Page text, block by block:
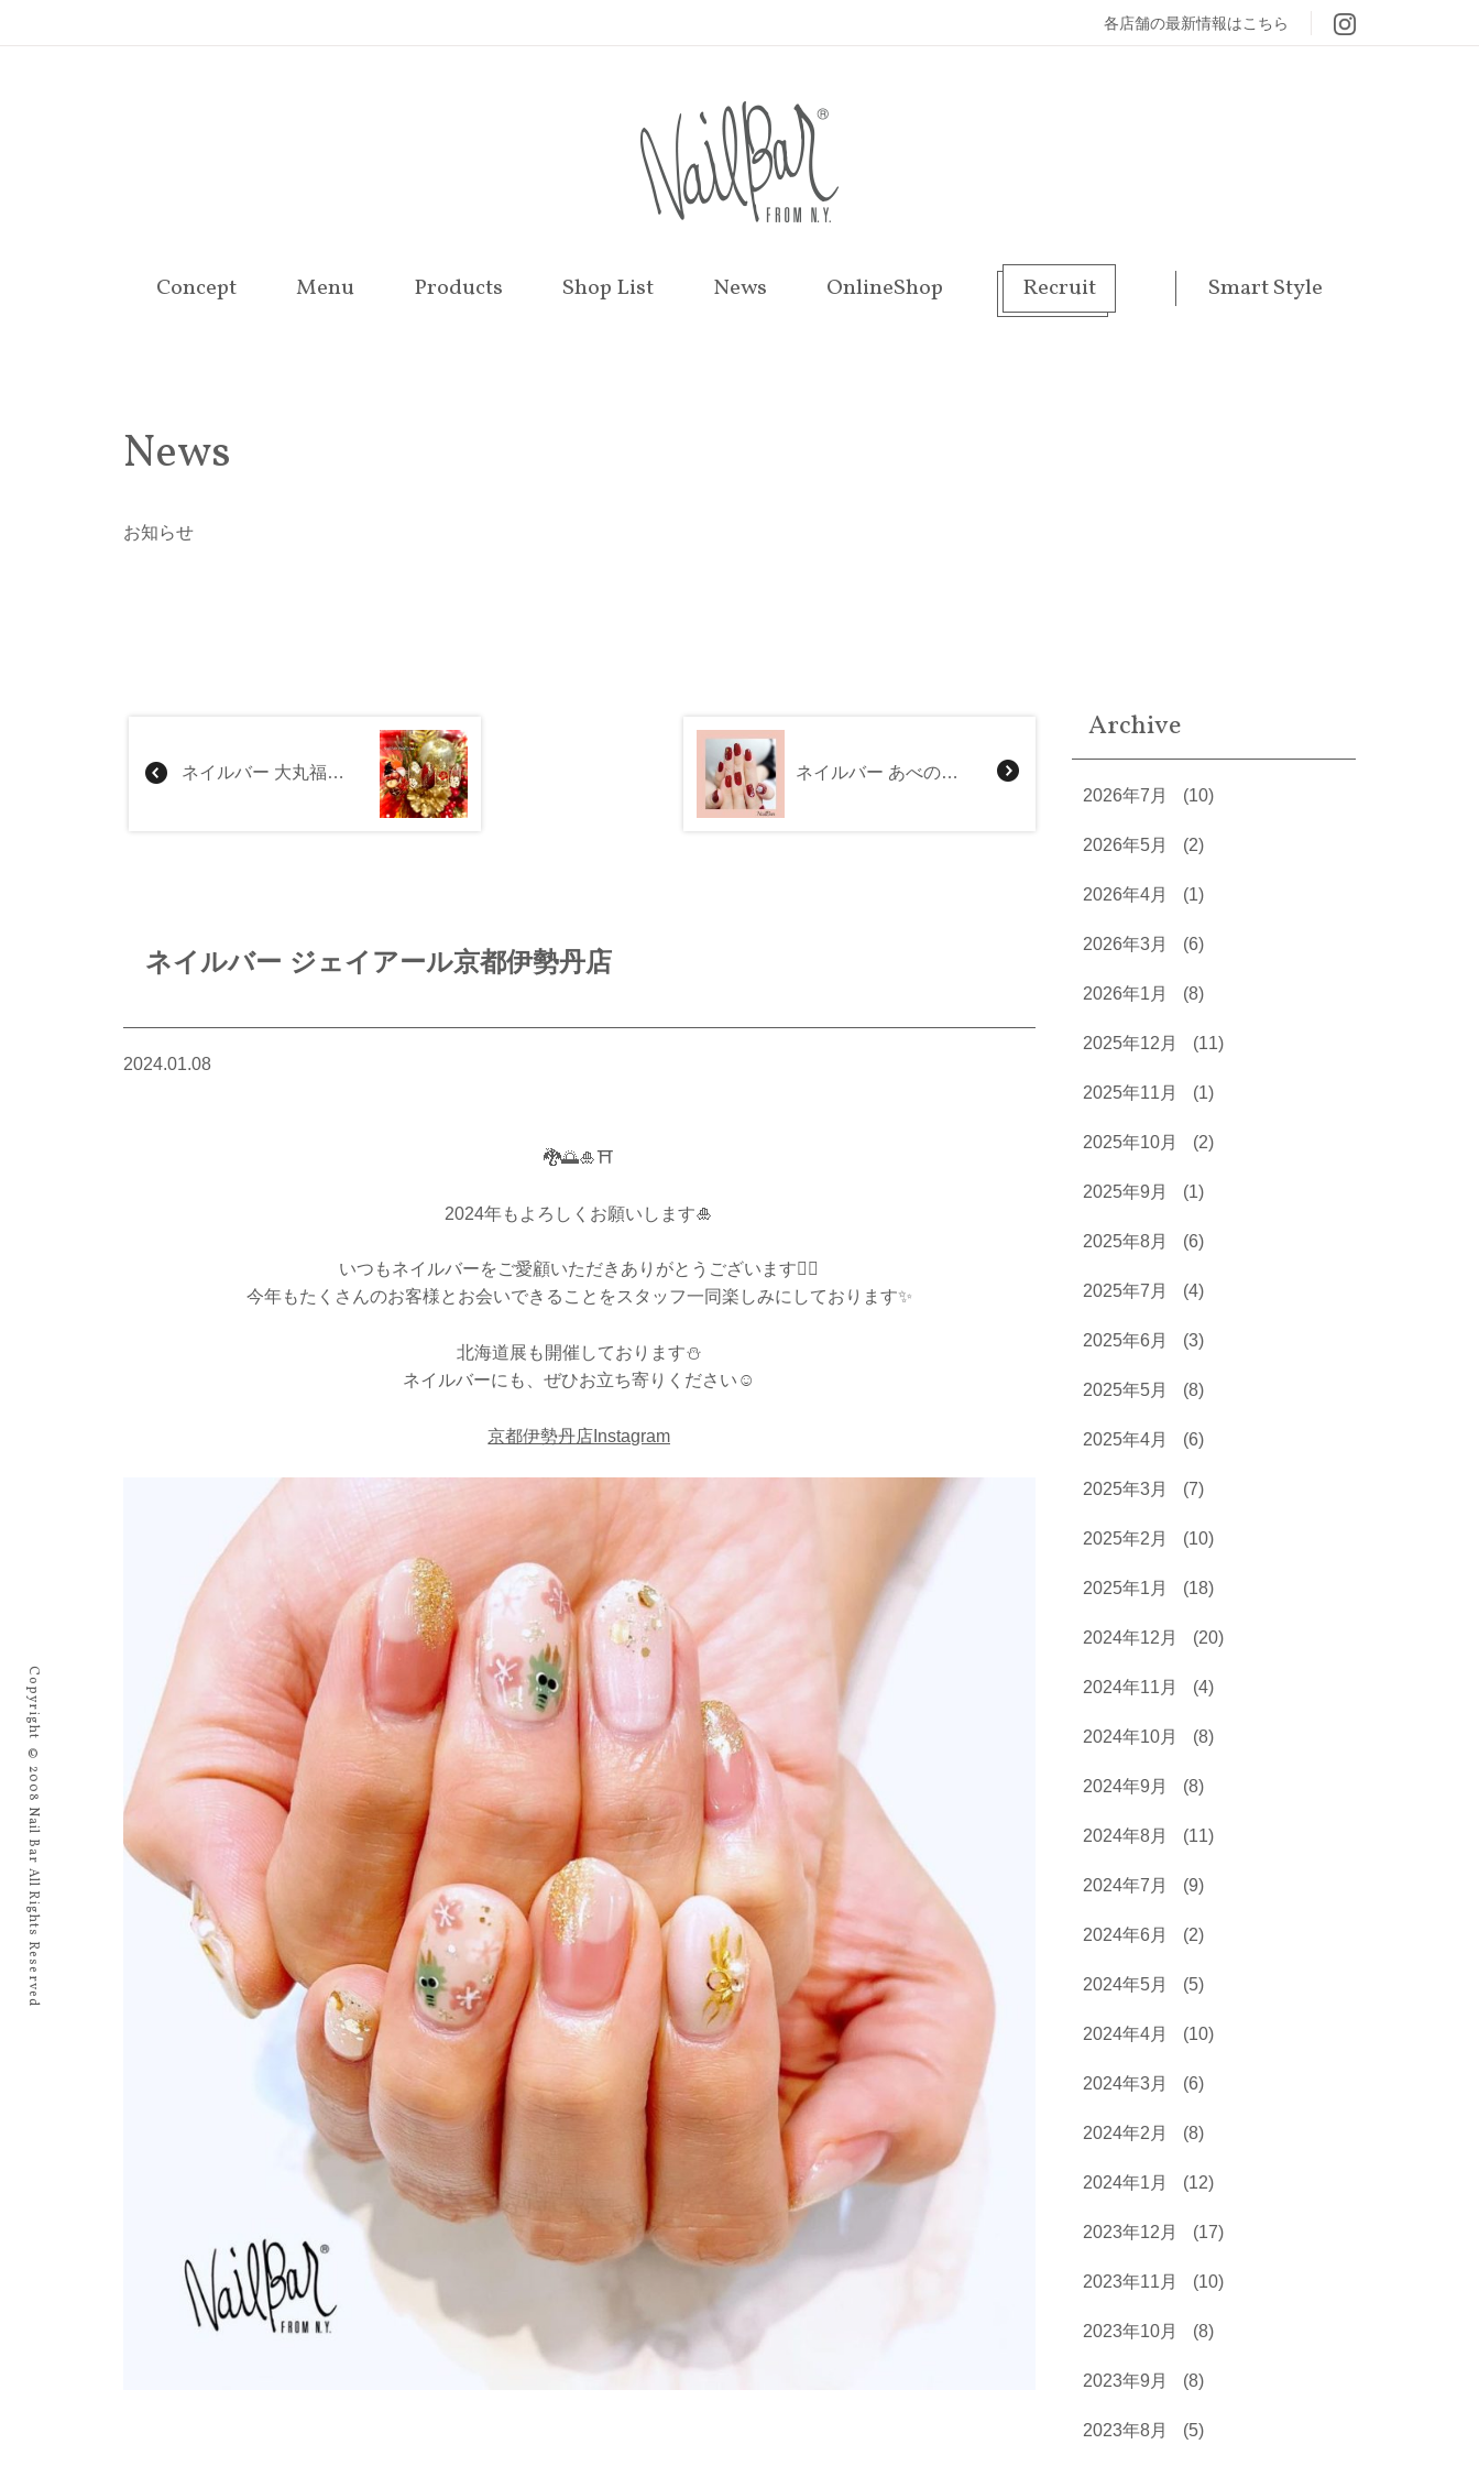
各店舗の最新情報はこちら
Concept Menu Products Shop List News OnlineShop Recruit Smart Style
News
お知らせ
ネイルバー 大丸福岡天神店 ネイルバー あべのハルカス近鉄本店
ネイルバー ジェイアール京都伊勢丹店
2024.01.08
🐉🌅🎍⛩
2024年もよろしくお願いします🎍
いつもネイルバーをご愛顧いただきありがとうございます🙇‍♀️
今年もたくさんのお客様とお会いできることをスタッフ一同楽しみにしております✨
北海道展も開催しております⛄️
ネイルバーにも、ぜひお立ち寄りください☺️
京都伊勢丹店Instagram
Archive
2026年7月 (10)
2026年5月 (2)
2026年4月 (1)
2026年3月 (6)
2026年1月 (8)
2025年12月 (11)
2025年11月 (1)
2025年10月 (2)
2025年9月 (1)
2025年8月 (6)
2025年7月 (4)
2025年6月 (3)
2025年5月 (8)
2025年4月 (6)
2025年3月 (7)
2025年2月 (10)
2025年1月 (18)
2024年12月 (20)
2024年11月 (4)
2024年10月 (8)
2024年9月 (8)
2024年8月 (11)
2024年7月 (9)
2024年6月 (2)
2024年5月 (5)
2024年4月 (10)
2024年3月 (6)
2024年2月 (8)
2024年1月 (12)
2023年12月 (17)
2023年11月 (10)
2023年10月 (8)
2023年9月 (8)
2023年8月 (5)
Copyright © 2008 Nail Bar All Rights Reserved